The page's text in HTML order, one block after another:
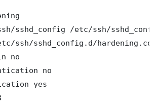
sshd_config /etc/ssh/
ssh/sshd_config.d/
no
no
yes